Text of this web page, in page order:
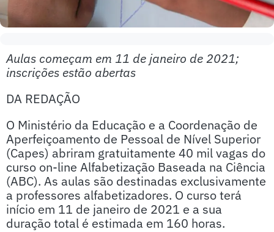
Aulas começam em 11 de janeiro de 2021;
inscrições estão abertas
DA REDAÇÃO
O Ministério da Educação e a Coordenação de
Aperfeiçoamento de Pessoal de Nível Superior
(Capes) abriram gratuitamente 40 mil vagas do
curso on-line Alfabetização Baseada na Ciência
(ABC). As aulas são destinadas exclusivamente
a professores alfabetizadores. O curso terá
início em 11 de janeiro de 2021 e a sua
duração total é estimada em 160 horas.